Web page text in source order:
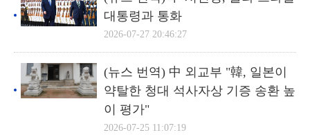
대통령과 통화
2026-07-27 20:46:27
(뉴스 번역) 中 외교부 "韓, 일본이
약탈한 청대 석사자상 기증 송환 높
이 평가"
2026-07-25 11:07:19